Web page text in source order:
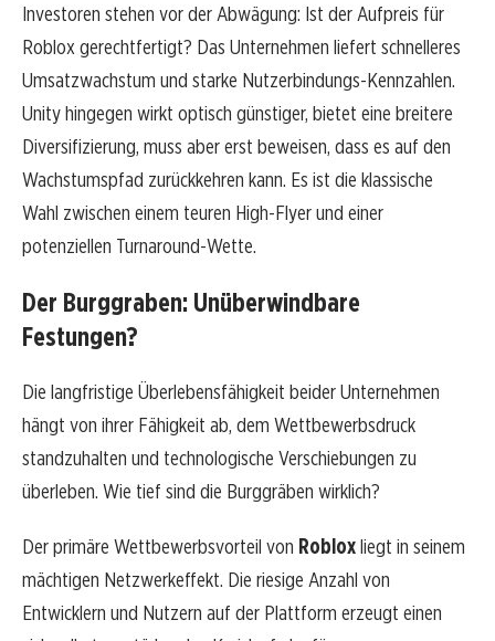
Investoren stehen vor der Abwägung: Ist der Aufpreis für
Roblox gerechtfertigt? Das Unternehmen liefert schnelleres
Umsatzwachstum und starke Nutzerbindungs-Kennzahlen.
Unity hingegen wirkt optisch günstiger, bietet eine breitere
Diversifizierung, muss aber erst beweisen, dass es auf den
Wachstumspfad zurückkehren kann. Es ist die klassische
Wahl zwischen einem teuren High-Flyer und einer
potenziellen Turnaround-Wette.
Der Burggraben: Unüberwindbare
Festungen?
Die langfristige Überlebensfähigkeit beider Unternehmen
hängt von ihrer Fähigkeit ab, dem Wettbewerbsdruck
standzuhalten und technologische Verschiebungen zu
überleben. Wie tief sind die Burggräben wirklich?
Der primäre Wettbewerbsvorteil von Robloxliegt in seinem
mächtigen Netzwerkeffekt. Die riesige Anzahl von
Entwicklern und Nutzern auf der Plattform erzeugt einen